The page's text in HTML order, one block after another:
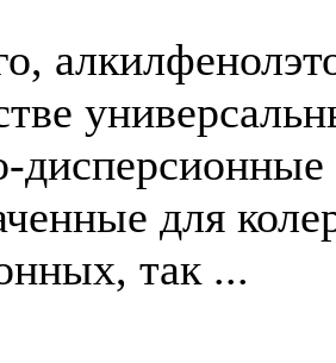
для
так ...